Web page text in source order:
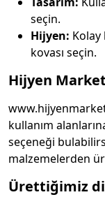
seçin.
Hijyen:
kovası seçin.
Hijyen
kullanım
seçeneği
malzemelerden
Ürettiğimiz